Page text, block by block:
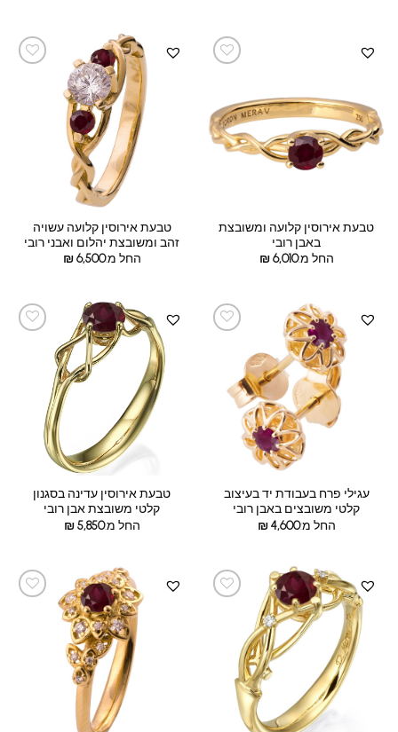
טבעת אירוסין קלועה ומשובצת
באבן רובי
החל מ:
₪6,010
טבעת אירוסין קלועה עשויה
זהב ומשובצת יהלום ואבני רובי
החל מ:
₪6,500
עגילי פרח בעבודת יד בעיצוב
קלטי משובצים באבן רובי
החל מ:
₪4,600
טבעת אירוסין עדינה בסגנון
קלטי משובצת אבן רובי
החל מ:
₪5,850